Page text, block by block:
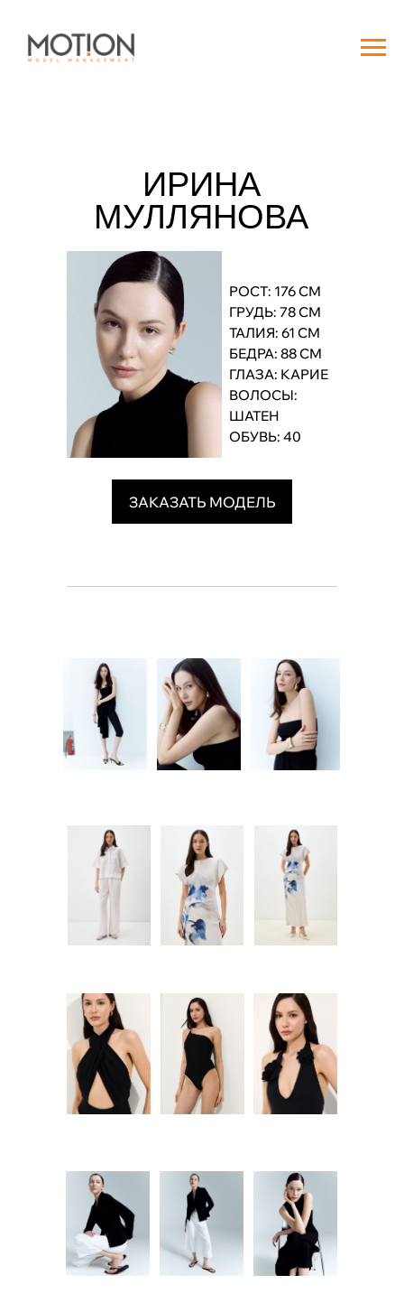
ИРИНА
МУЛЛЯНОВА
РОСТ: 176 СМ
ГРУДЬ: 78 СМ
ТАЛИЯ: 61 СМ
БЕДРА: 88 СМ
ГЛАЗА: КАРИЕ
ВОЛОСЫ:
ШАТЕН
ОБУВЬ: 40
ЗАКАЗАТЬ МОДЕЛЬ